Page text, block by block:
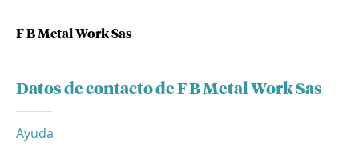
F B Metal Work Sas
Datos de contacto de F B Metal Work Sas
Ayuda